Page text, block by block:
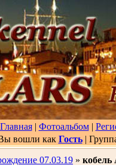
Главная| Фотоальбом|
вошли как Гость|
07.03.19 »